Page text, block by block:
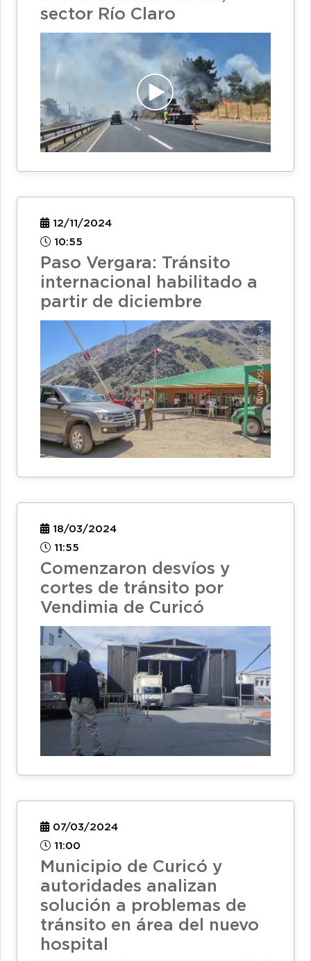
sector Río Claro
12/11/2024
10:55
Paso Vergara: Tránsito
internacional habilitado a
partir de diciembre
18/03/2024
11:55
Comenzaron desvíos y
cortes de tránsito por
Vendimia de Curicó
07/03/2024
11:00
Municipio de Curicó y
autoridades analizan
solución a problemas de
tránsito en área del nuevo
hospital